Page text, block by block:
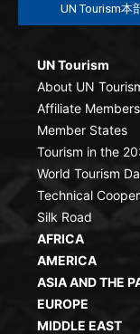
UN Tourism本
UN Tourism
About UN
Affiliate Members
Member States
Tourism in the
World Tourism
Technical
Silk Road
AFRICA
AMERICA
ASIA AND THE
EUROPE
MIDDLE EAST